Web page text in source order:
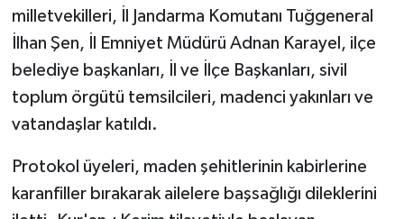
milletvekilleri, İl Jandarma Komutanı Tuğgeneral
İlhan Şen, İl Emniyet Müdürü Adnan Karayel, ilçe
belediye başkanları, İl ve İlçe Başkanları, sivil
toplum örgütü temsilcileri, madenci yakınları ve
vatandaşlar katıldı.
Protokol üyeleri, maden şehitlerinin kabirlerine
karanfiller bırakarak ailelere başsağlığı dileklerini